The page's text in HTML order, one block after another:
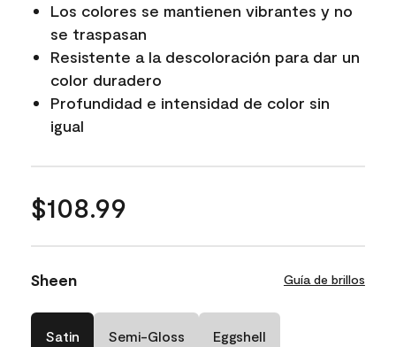
Los colores se mantienen vibrantes y no
se traspasan
Resistente a la descoloración para dar un
color duradero
Profundidad e intensidad de color sin
igual
$108.99
Sheen Guía de brillos
Satin Semi-Gloss Eggshell